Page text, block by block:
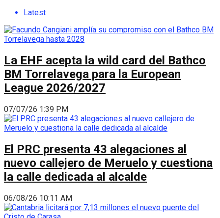
Latest
La EHF acepta la wild card del Bathco
BM Torrelavega para la European
League 2026/2027
07/07/26 1:39 PM
El PRC presenta 43 alegaciones al
nuevo callejero de Meruelo y cuestiona
la calle dedicada al alcalde
06/08/26 10:11 AM